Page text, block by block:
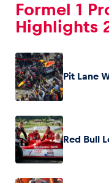
Formel 1
Highlights
Pit Lane
Red Bull